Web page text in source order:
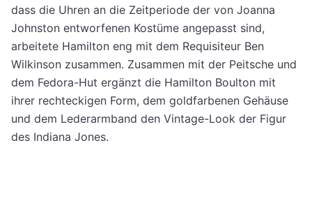
dass die Uhren an die Zeitperiode der von Joanna
Johnston entworfenen Kostüme angepasst sind,
arbeitete Hamilton eng mit dem Requisiteur Ben
Wilkinson zusammen. Zusammen mit der Peitsche und
dem Fedora-Hut ergänzt die Hamilton Boulton mit
ihrer rechteckigen Form, dem goldfarbenen Gehäuse
und dem Lederarmband den Vintage-Look der Figur
des Indiana Jones.